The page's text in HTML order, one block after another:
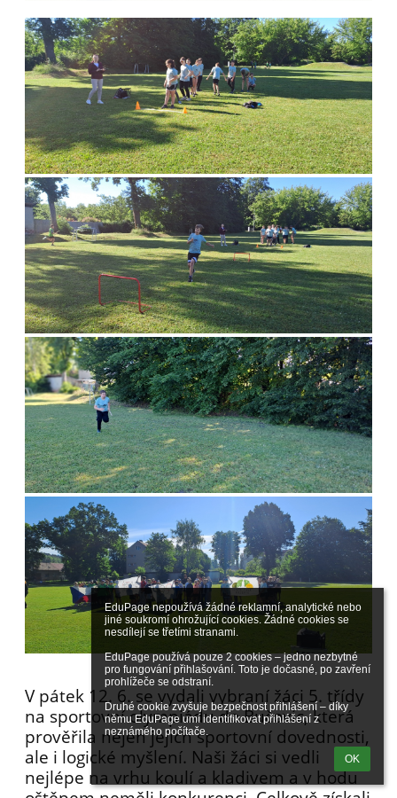
EduPage nepoužívá žádné reklamní, analytické nebo
jiné soukromí ohrožující cookies. Žádné cookies se
nesdílejí se třetími stranami.
EduPage používá pouze 2 cookies – jedno nezbytné
pro fungování přihlašování. Toto je dočasné, po zavření
prohlížeče se odstraní.
Druhé cookie zvyšuje bezpečnost přihlášení – díky
němu EduPage umí identifikovat přihlášení z
neznámého počítače.
OK
V pátek 12. 6. se vydali vybraní žáci 5. třídy
na sportovní olympiádu do Bučovic, která
prověřila nejen jejich sportovní dovednosti,
ale i logické myšlení. Naši žáci si vedli
nejlépe na vrhu koulí a kladivem a v hodu